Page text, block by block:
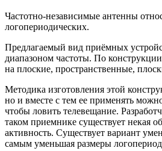
Частотно-независимые антенны
логопериодических.
Предлагаемый вид приёмных
диапазоном частоты. По
на плоские, пространственные,
Методика изготовления этой
но и вместе с тем ее применять
чтобы ловить телевещание.
таком приемнике существует некая
активность. Существует вариант
самым уменьшая размеры